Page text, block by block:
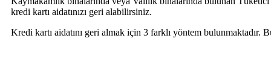
kredi kartı aidatınızı geri alabilirsiniz.
Kredi kartı aidatını geri almak için 3 farklı yöntem bulunmaktadır.